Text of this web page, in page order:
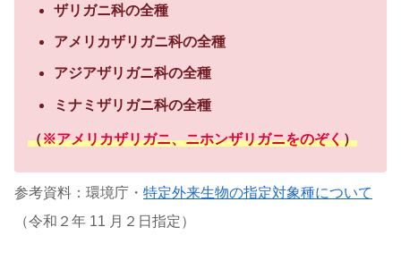
ザリガニ科の全種
アメリカザリガニ科の全種
アジアザリガニ科の全種
ミナミザリガニ科の全種
（※アメリカザリガニ、ニホンザリガニをのぞく）
参考資料：環境庁・ 特定外来生物の指定対象種について
（令和２年 11 月２日指定）